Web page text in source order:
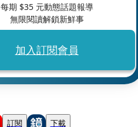
每期 $35元動態話題報導
無限閱讀解鎖新鮮事
加入訂閱會員
訂閱 下載